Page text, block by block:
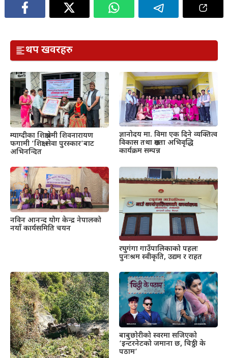
थप खवरहरु
म्याग्दीका शिक्षाप्रेमी शिवनारायण
फगामी ‘शिक्षा सेवा पुरस्कार’बाट
अभिनन्दित
ज्ञानोदय मा. विमा एक दिने व्यक्तित्व
विकास तथा क्षमता अभिवृद्धि
कार्यक्रम सम्पन्न
नविन आनन्द योग केन्द्र नेपालको
नयाँ कार्यसमिति चयन
रघुगंगा गाउँपालिकाको पहलः
पुनःश्रम स्वीकृति, उद्यम र राहत
बाबुछोरीको स्वरमा सजिएको
‘इन्टरनेटको जमाना छ, चिठ्ठी के
पठाम’